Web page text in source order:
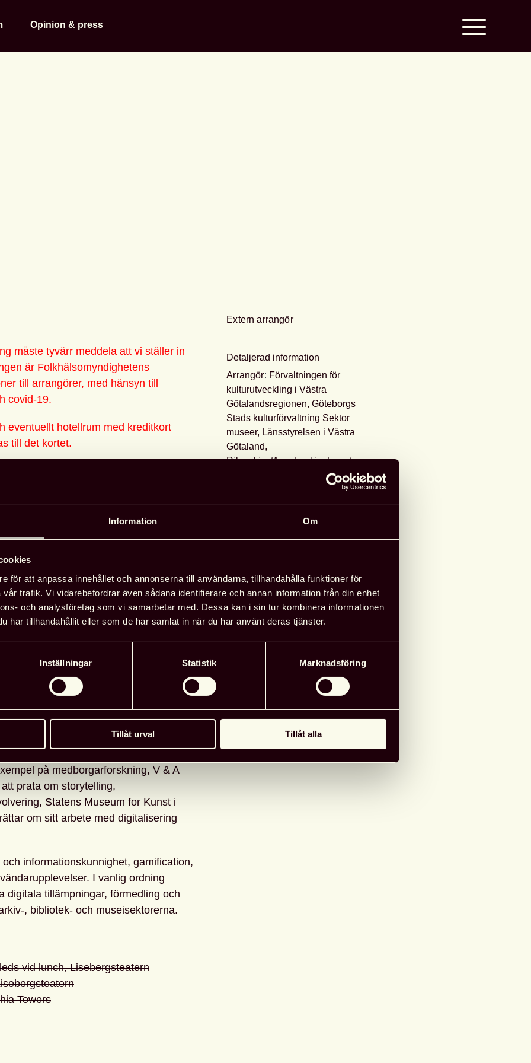
Information Om
för att anpassa innehållet och annonserna till användarna, tillhandahålla funktioner för
trafik. Vi vidarebefordrar även sådana identifierare och annan information från din enhet
och analysföretag som vi samarbetar med. Dessa kan i sin tur kombinera informationen
har tillhandahållit eller som de har samlat in när du har använt deras tjänster.
Inställningar Statistik Marknadsföring
Tillåt urval Tillåt alla
Opinion & press
måste tyvärr meddela att vi ställer in
är Folkhälsomyndighetens
till arrangörer, med hänsyn till
covid-19.
eventuellt hotellrum med kreditkort
till det kortet.
för någon form av digital
om hur det blir med detta kommer
som vanligt igen nästa vår, år 2021.”
27-29 maj, 2020!
plats på Lisebergsteatern i Göteborg
förra gången kommer även valbara
dig i olika spår som rör digitalt
på det mesta av det bästa när
internationella gäster med olika
annat kommer vi få besök av
på medborgarforskning, V & A
prata om storytelling,
Statens Museum for Kunst i
om sitt arbete med digitalisering
informationskunnighet, gamification,
I vanlig ordning
digitala tillämpningar, förmedling och
, bibliotek- och museisektorerna.
vid lunch, Lisebergsteatern
Towers
Extern arrangör
Detaljerad information
Arrangör: Förvaltningen för
kulturutveckling i Västra
Götalandsregionen, Göteborgs
Stads kulturförvaltning Sektor
museer, Länsstyrelsen i Västra
Götaland,
Riksarkivet/Landsarkivet samt